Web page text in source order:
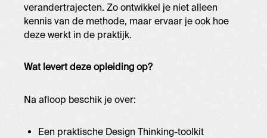
verandertrajecten. Zo ontwikkel je niet alleen
kennis van de methode, maar ervaar je ook hoe
deze werkt in de praktijk.
Wat levert deze opleiding op?
Na afloop beschik je over:
Een praktische Design Thinking-toolkit